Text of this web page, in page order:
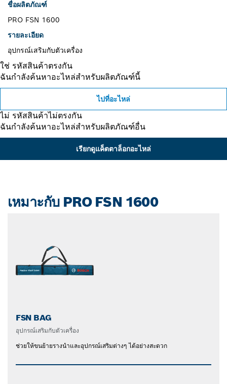
ชื่อผลิตภัณฑ์
PRO FSN 1600
รายละเอียด
อุปกรณ์เสริมกับตัวเครื่อง
ใช่ รหัสสินค้าตรงกัน
ฉันกำลังค้นหาอะไหล่สำหรับผลิตภัณฑ์นี้
ไปที่อะไหล่
ไม่ รหัสสินค้าไม่ตรงกัน
ฉันกำลังค้นหาอะไหล่สำหรับผลิตภัณฑ์อื่น
เรียกดูแค็ตตาล็อกอะไหล่
เหมาะกับ PRO FSN 1600
FSN BAG
อุปกรณ์เสริมกับตัวเครื่อง
ช่วยให้ขนย้ายรางนำและอุปกรณ์เสริมต่างๆ ได้อย่างสะดวก